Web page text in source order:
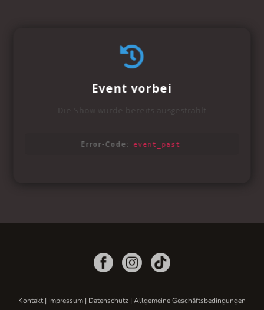
Kontakt| Impressum | Datenschutz | Allgemeine Geschäftsbedingungen